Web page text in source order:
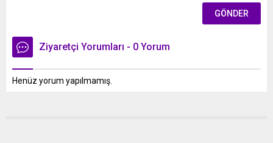
Ziyaretçi Yorumları - 0 Yorum
Henüz yorum yapılmamış.